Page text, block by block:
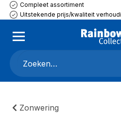
Compleet assortiment
Uitstekende prijs/kwaliteit
Zonwering